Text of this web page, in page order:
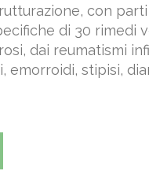
con
di 30
dai reumatismi
emorroidi, stipisi,